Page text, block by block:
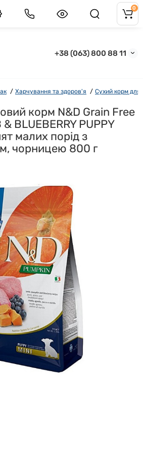
+38 (063) 800 88 11
0
Харчування та здоров'я Сухий корм для
корм N&D Grain Free
BLUEBERRY PUPPY
малих порід з
чорницею 800 г